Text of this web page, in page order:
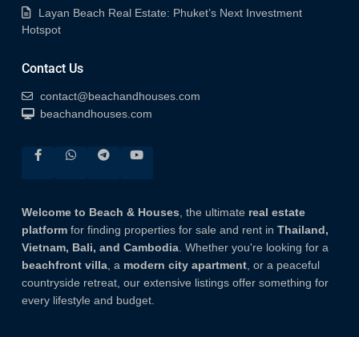
Layan Beach Real Estate: Phuket’s Next Investment
Hotspot
Contact Us
contact@beachandhouses.com
beachandhouses.com
Welcome to Beach & Houses, the ultimate real estate
platform for finding properties for sale and rent in Thailand,
Vietnam, Bali, and Cambodia. Whether you're looking for a
beachfront villa, a modern city apartment, or a peaceful
countryside retreat, our extensive listings offer something for
every lifestyle and budget.